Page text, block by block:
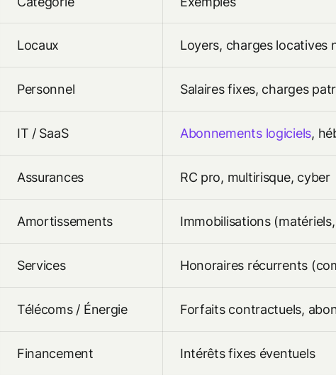
Locaux Loyers, charges locatives
Personnel Salaires fixes, charges
IT / SaaS Abonnements logiciels,
Assurances RC pro, multirisque, cyber
Amortissements Immobilisations
Services Honoraires récurrents
Télécoms / Énergie Forfaits contractuels,
Financement Intérêts fixes éventuels